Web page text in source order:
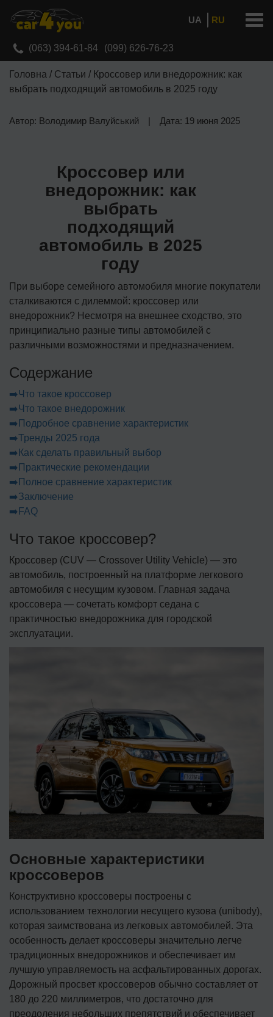
UA RU
(063) 394-61-84 (099) 626-76-23
Головна / Статьи / Кроссовер или внедорожник: как
выбрать подходящий автомобиль в 2025 году
Автор: Володимир Валуйський | Дата: 19 июня 2025
Кроссовер или
внедорожник: как
выбрать
подходящий
автомобиль в 2025
году
При выборе семейного автомобиля многие покупатели
сталкиваются с дилеммой: кроссовер или
внедорожник? Несмотря на внешнее сходство, это
принципиально разные типы автомобилей с
различными возможностями и предназначением.
Содержание
➡️Что такое кроссовер
➡️Что такое внедорожник
➡️Подробное сравнение характеристик
➡️Тренды 2025 года
➡️Как сделать правильный выбор
➡️Практические рекомендации
➡️Полное сравнение характеристик
➡️Заключение
➡️FAQ
Что такое кроссовер?
Кроссовер (CUV — Crossover Utility Vehicle) — это
автомобиль, построенный на платформе легкового
автомобиля с несущим кузовом. Главная задача
кроссовера — сочетать комфорт седана с
практичностью внедорожника для городской
эксплуатации.
Основные характеристики
кроссоверов
Конструктивно кроссоверы построены с
использованием технологии несущего кузова (unibody),
которая заимствована из легковых автомобилей. Эта
особенность делает кроссоверы значительно легче
традиционных внедорожников и обеспечивает им
лучшую управляемость на асфальтированных дорогах.
Дорожный просвет кроссоверов обычно составляет от
180 до 220 миллиметров, что достаточно для
преодоления небольших препятствий и обеспечивает